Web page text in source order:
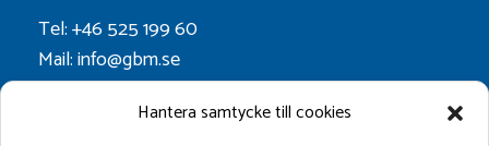
Hantera samtycke till cookies
Tel: +46 525 199 60
Mail: info@gbm.se
Org.nr. 556052-0628